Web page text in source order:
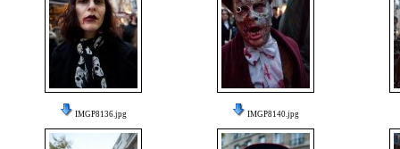
IMGP8136.jpg IMGP8140.jpg